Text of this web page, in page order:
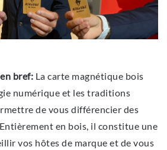
bref: La carte magnétique bois
numérique et les traditions
de vous différencier des
en bois, il constitue une
vos hôtes de marque et de vous